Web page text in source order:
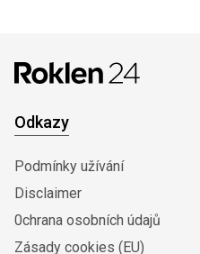
Odkazy
Podmínky užívání
Disclaimer
0chrana osobních údajů
Zásady cookies (EU)